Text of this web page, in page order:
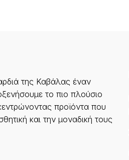
της Καβάλας έναν
το πιο πλούσιο
προϊόντα που
και την μοναδική τους